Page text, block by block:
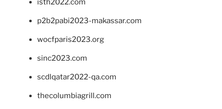
isth2022.com
p2b2pabi2023-makassar.com
wocfparis2023.org
sinc2023.com
scdlqatar2022-qa.com
thecolumbiagrill.com